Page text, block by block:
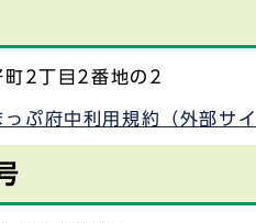
町2丁目2番地の2
っぷ府中利用規約（外部サイ